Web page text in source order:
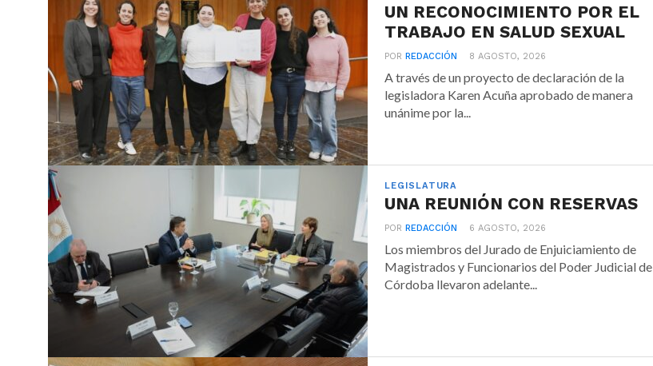
UN RECONOCIMIENTO POR EL
TRABAJO EN SALUD SEXUAL
PORREDACCIÓN 8 AGOSTO, 2026
A través de un proyecto de declaración de la
legisladora Karen Acuña aprobado de manera
unánime por la...
LEGISLATURA
UNA REUNIÓN CON RESERVAS
PORREDACCIÓN 6 AGOSTO, 2026
Los miembros del Jurado de Enjuiciamiento de
Magistrados y Funcionarios del Poder Judicial de
Córdoba llevaron adelante...